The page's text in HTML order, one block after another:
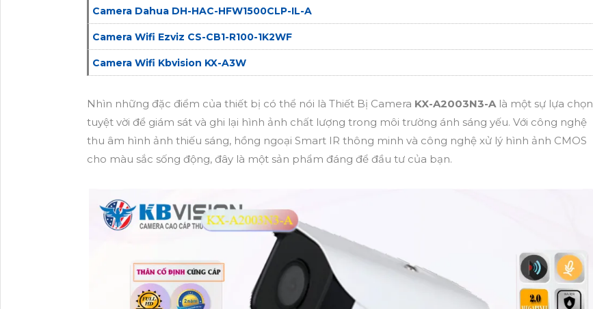
Camera Dahua DH-HAC-HFW1500CLP-IL-A
Camera Wifi Ezviz CS-CB1-R100-1K2WF
Camera Wifi Kbvision KX-A3W
Nhìn những đặc điểm của thiết bị có thể nói là Thiết Bị Camera KX-A2003N3-A là một sự lựa chọn
tuyệt vời để giám sát và ghi lại hình ảnh chất lượng trong môi trường ánh sáng yếu. Với công nghệ
thu âm hình ảnh thiếu sáng, hồng ngoại Smart IR thông minh và công nghệ xử lý hình ảnh CMOS
cho màu sắc sống động, đây là một sản phẩm đáng để đầu tư của bạn.